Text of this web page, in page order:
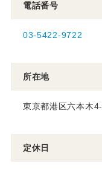
電話番号
03-5422-9722
所在地
東京都港区六本木
定休日